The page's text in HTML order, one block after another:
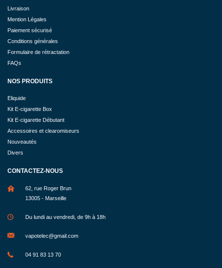
Livraison
Mention Légales
Paiement sécurisé
Conditions générales
Formulaire de rétractation
FAQs
NOS PRODUITS
Eliquide
Kit E-cigarette Box
Kit E-cigarette Débutant
Accessoires et clearomiseurs
Nouveautés
Divers
CONTACTEZ-NOUS
62, rue Roger Brun
13005 - Marseille
Du lundi au vendredi, de 9h à 18h
vapotelec@gmail.com
04 91 83 13 70